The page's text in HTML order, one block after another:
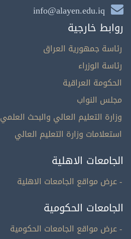
info@alayen.edu.iq
روابط خارجية
رئاسة جمهورية العراق
رئاسة الوزراء
الحكومة العراقية
مجلس النواب
وزارة التعليم العالي والبحث العلمي
استعلامات وزارة التعليم العالي
الجامعات الاهلية
- عرض مواقع الجامعات الاهلية
الجامعات الحكومية
- عرض مواقع الجامعات الحكومية